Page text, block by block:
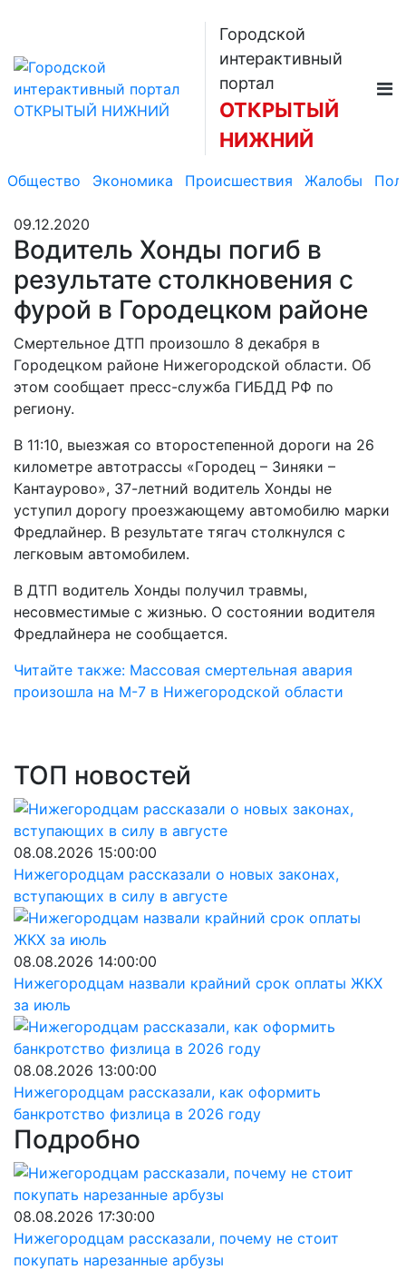
Городской
интерактивный
портал
ОТКРЫТЫЙ
НИЖНИЙ
Общество Экономика Происшествия Жалобы
09.12.2020
Водитель Хонды погиб в
результате столкновения с
фурой в Городецком районе
Смертельное ДТП произошло 8 декабря в
Городецком районе Нижегородской области. Об
этом сообщает пресс-служба ГИБДД РФ по
региону.
В 11:10, выезжая со второстепенной дороги на 26
километре автотрассы «Городец – Зиняки –
Кантаурово», 37-летний водитель Хонды не
уступил дорогу проезжающему автомобилю марки
Фредлайнер. В результате тягач столкнулся с
легковым автомобилем.
В ДТП водитель Хонды получил травмы,
несовместимые с жизнью. О состоянии водителя
Фредлайнера не сообщается.
Читайте также: Массовая смертельная авария
произошла на М-7 в Нижегородской области
ТОП новостей
08.08.2026 15:00:00
Нижегородцам рассказали о новых законах,
вступающих в силу в августе
08.08.2026 14:00:00
Нижегородцам назвали крайний срок оплаты ЖКХ
за июль
08.08.2026 13:00:00
Нижегородцам рассказали, как оформить
банкротство физлица в 2026 году
Подробно
08.08.2026 17:30:00
Нижегородцам рассказали, почему не стоит
покупать нарезанные арбузы